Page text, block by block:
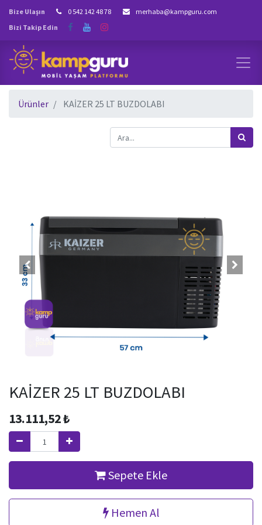
Bize Ulaşın 0 542 142 48 78
merhaba@kampguru.com
Bizi Takip Edin
Ürünler KAİZER 25 LT BUZDOLABI
KAİZER 25 LT BUZDOLABI
13.111,52₺
Sepete Ekle
Hemen Al